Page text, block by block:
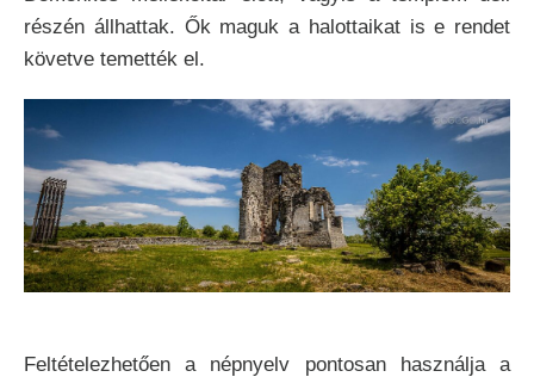
részén állhattak. Ők maguk a halottaikat is e rendet
követve temették el.
Feltételezhetően a népnyelv pontosan használja a